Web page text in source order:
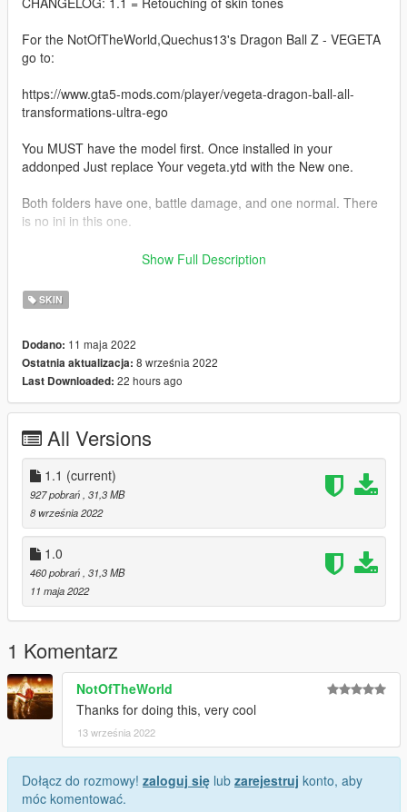
For the NotOfTheWorld,Quechus13's Dragon Ball Z - VEGETA
go to:
https://www.gta5-mods.com/player/vegeta-dragon-ball-all-
transformations-ultra-ego
You MUST have the model first. Once installed in your
addonped Just replace Your vegeta.ytd with the New one.
Both folders have one, battle damage, and one normal. There
is no ini in this one.
Skin art: icu2 PRODUCTIONSShow Full Description
SKIN
Dodano: 11 maja 2022
Ostatnia aktualizacja: 8 września 2022
Last Downloaded: 22 hours ago
All Versions
1.1 (current)
927 pobrań , 31,3 MB
8 września 2022
1.0
460 pobrań , 31,3 MB
11 maja 2022
1 Komentarz
NotOfTheWorld
Thanks for doing this, very cool
13 września 2022
Dołącz do rozmowy! zaloguj się lub zarejestruj konto, aby
móc komentować.